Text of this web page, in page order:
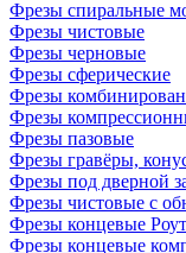
Фрезы спиральные
Фрезы чистовые
Фрезы черновые
Фрезы сферические
Фрезы
Фрезы
Фрезы пазовые
Фрезы гравёры,
Фрезы под дверной
Фрезы чистовые с
Фрезы концевые
Фрезы концевые